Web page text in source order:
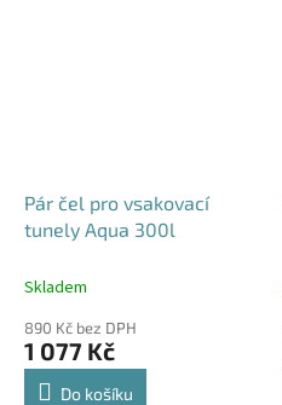
Pár čel pro vsakovací
tunely Aqua 300l
Skladem
890 Kč bez DPH
1 077 Kč
Do košíku